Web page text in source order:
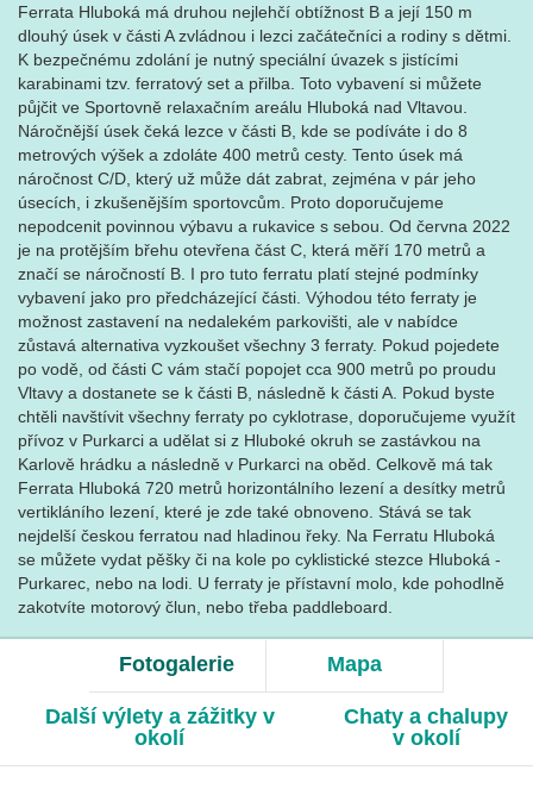
Ferrata Hluboká má druhou nejlehčí obtížnost B a její 150 m
dlouhý úsek v části A zvládnou i lezci začátečníci a rodiny s dětmi.
K bezpečnému zdolání je nutný speciální úvazek s jistícími
karabinami tzv. ferratový set a přilba. Toto vybavení si můžete
půjčit ve Sportovně relaxačním areálu Hluboká nad Vltavou.
Náročnější úsek čeká lezce v části B, kde se podíváte i do 8
metrových výšek a zdoláte 400 metrů cesty. Tento úsek má
náročnost C/D, který už může dát zabrat, zejména v pár jeho
úsecích, i zkušenějším sportovcům. Proto doporučujeme
nepodcenit povinnou výbavu a rukavice s sebou. Od června 2022
je na protějším břehu otevřena část C, která měří 170 metrů a
značí se náročností B. I pro tuto ferratu platí stejné podmínky
vybavení jako pro předcházející části. Výhodou této ferraty je
možnost zastavení na nedalekém parkovišti, ale v nabídce
zůstavá alternativa vyzkoušet všechny 3 ferraty. Pokud pojedete
po vodě, od části C vám stačí popojet cca 900 metrů po proudu
Vltavy a dostanete se k části B, následně k části A. Pokud byste
chtěli navštívit všechny ferraty po cyklotrase, doporučujeme využít
přívoz v Purkarci a udělat si z Hluboké okruh se zastávkou na
Karlově hrádku a následně v Purkarci na oběd. Celkově má tak
Ferrata Hluboká 720 metrů horizontálního lezení a desítky metrů
vertikláního lezení, které je zde také obnoveno. Stává se tak
nejdelší českou ferratou nad hladinou řeky. Na Ferratu Hluboká
se můžete vydat pěšky či na kole po cyklistické stezce Hluboká -
Purkarec, nebo na lodi. U ferraty je přístavní molo, kde pohodlně
zakotvíte motorový člun, nebo třeba paddleboard.
Fotogalerie Mapa
Další výlety a zážitky v
okolí
Chaty a chalupy
v okolí